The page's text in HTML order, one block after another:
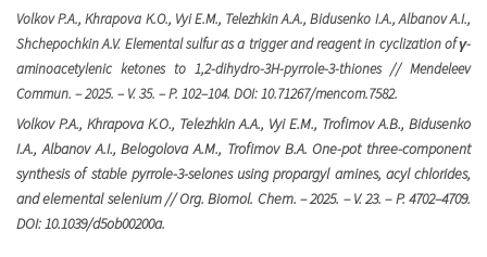
Volkov P.A., Khrapova K.O., Vyi E.M., Telezhkin A.A., Bidusenko I.A., Albanov A.I.,
Shchepochkin A.V. Elemental sulfur as a trigger and reagent in cyclization of γ-
aminoacetylenic ketones to 1,2-dihydro-3H-pyrrole-3-thiones // Mendeleev
Commun. – 2025. – V. 35. – P. 102–104. DOI: 10.71267/mencom.7582.
Volkov P.A., Khrapova K.O., Telezhkin A.A., Vyi E.M., Trofimov A.B., Bidusenko
I.A., Albanov A.I., Belogolova A.M., Trofimov B.A. One-pot three-component
synthesis of stable pyrrole-3-selones using propargyl amines, acyl chlorides,
and elemental selenium// Org. Biomol. Chem. – 2025. –V. 23. –P.4702–4709.
DOI: 10.1039/d5ob00200a.